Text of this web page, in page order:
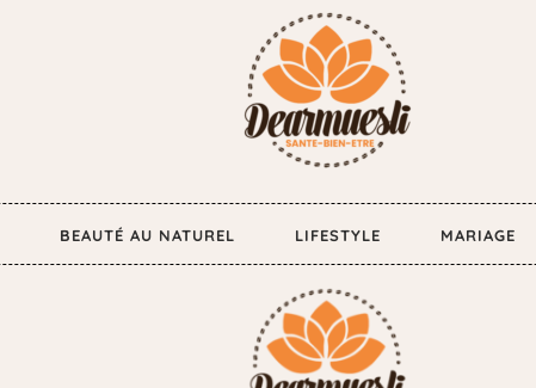
BEAUTÉ AU NATUREL LIFESTYLE MARIAGE